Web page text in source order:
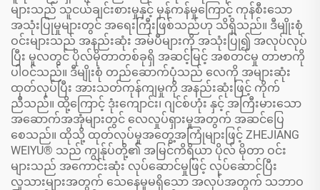
များသည် သူငယ်ချင်းစားမှုနှင့် မှန်ကန်မှုကြောင့် ကုန်စီးသော
အသုံးပြုမှုများတွင် အရေးကြီးဖြစ်သည်ဟု သိရှိသည်။ ဒီမျိုးစုံ
ဝင်းများသည် အနည်းဆုံး အမ်ပီများကို အသုံးပြု၍ အလုပ်လုပ်
ပြီး မူလတွင် ပိုလ်မိုတာတစ်ခုရှိ အဆင့်မြင့် အစတင်မှု တာဗာကို
ပါဝင်သည်။ ဒီမျိုးစုံ တည်ဆောက်ပုံသည် လေကို အများဆုံး
ထုတ်လုပ်ပြီး အားသတ်ကုန်ကျမှုကို အနည်းဆုံးဖြင့် ကိုက်
ညီသည်။ ထို့ကြောင့် ဒုံးကျောင်း၊ ဂျင်စ်ဟုံး နှင့် အကြီးမားသော
အဆောက်အအုံများတွင် လေလှုပ်ရှားမှုအတွက် အဆင်ပြေ
စေသည်။ ထိုသို့ ထုတ်လုပ်မှုအတွေ့အကြုံများဖြင့် ZHEJIANG
WEIYU® သည် ကျွန်ုပ်တို့၏ အမြင်ကိရိယာ ပိုလ် မိုတာ ဝင်း
များသည် အကောင်းဆုံး လုပ်ဆောင်မှုဖြင့် လုပ်ဆောင်ပြီး
လူသားများအတွက် သေနေမှုမရှိသော အလုပ်အတွက် သဘာဝ